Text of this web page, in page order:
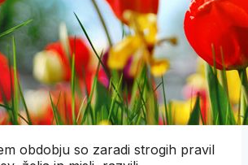
obdobju so zaradi strogih pravil